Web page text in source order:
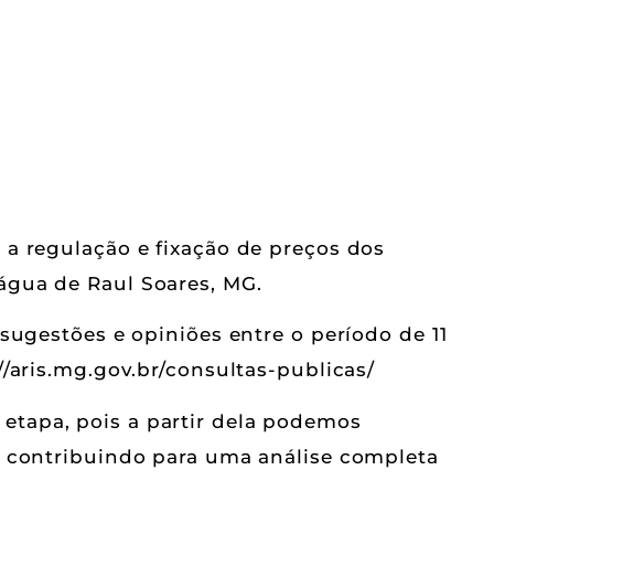
regulação e fixação de preços dos
de Raul Soares, MG.
e opiniões entre o período de 11
aris.mg.gov.br/consultas-publicas/
pois a partir dela podemos
para uma análise completa